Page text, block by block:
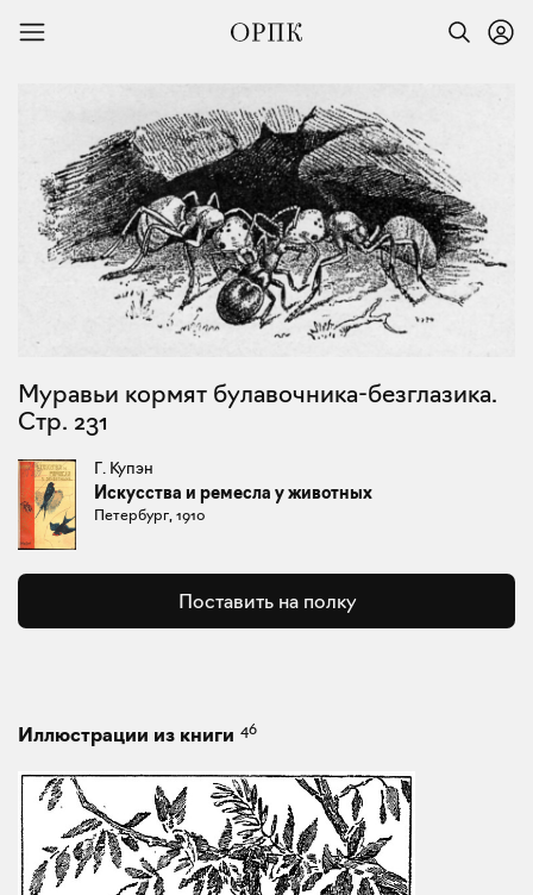
Муравьи кормят булавочника-безглазика.
Стр. 231
Г. Купэн
Искусства и ремесла у животных
Петербург, 1910
Поставить на полку
Иллюстрации из книги 46